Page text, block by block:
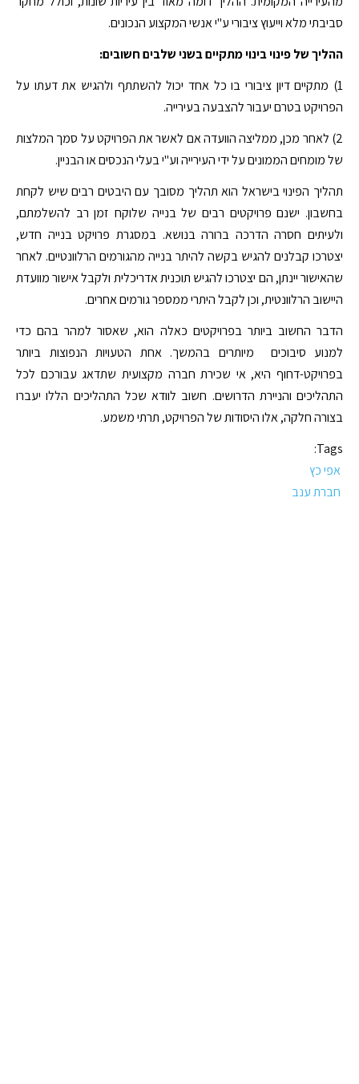
סביבתי מלא וייעוץ ציבורי ע"י אנשי המקצוע הנכונים.
ההליך של פינוי בינוי מתקיים בשני שלבים חשובים:
1) מתקיים דיון ציבורי בו כל אחד יכול להשתתף ולהגיש את דעתו על
הפרויקט בטרם יעבור להצבעה בעירייה.
2) לאחר מכן, ממליצה הוועדה אם לאשר את הפרויקט על סמך המלצות
של מומחים הממונים על ידי העירייה וע"י בעלי הנכסים או הבניין.
תהליך הפינוי בישראל הוא תהליך מסובך עם היבטים רבים שיש לקחת
בחשבון. ישנם פרויקטים רבים של בנייה שלוקח זמן רב להשלמתם,
ולעיתים חסרה הדרכה ברורה בנושא. במסגרת פרויקט בנייה חדש,
יצטרכו קבלנים להגיש בקשה להיתר בנייה מהגורמים הרלוונטיים. לאחר
שהאישור יינתן, הם יצטרכו להגיש תוכנית אדריכלית ולקבל אישור מוועדת
היישוב הרלוונטית, וכן לקבל היתרי ממספר גורמים אחרים.
הדבר החשוב ביותר בפרויקטים כאלה הוא, שאסור למהר בהם כדי
למנוע סיבוכים מיותרים בהמשך. אחת הטעויות הנפוצות ביותר
בפרויקט-דחוף היא, אי שכירת חברה מקצועית שתדאג עבורכם לכל
התהליכים והניירת הדרושים. חשוב לוודא שכל התהליכים הללו יעברו
בצורה חלקה, אלו היסודות של הפרויקט, תרתי משמע.
Tags:
אפי כץ
חברת ענב